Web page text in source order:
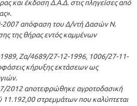
και έκδοση Δ.Α.Δ. στις πληγείσες από
2007 απόφαση του Δ/ντή Δασών Ν.
της θήρας εντός καμμένων
1989, Ζα/4689/27-12-1996, 1006/27-11-
κήρυξης εκτάσεων ως
2012 αποτεφρώθηκε αγροτοδασική
στρεμμάτων που καλύπτεται